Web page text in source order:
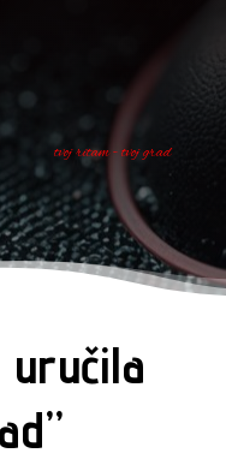
tvoj ritam - tvoj grad
uručila